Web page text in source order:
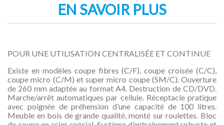
EN SAVOIR PLUS
POUR UNE UTILISATION CENTRALISÉE ET CONTINUE
Existe en modèles coupe fibres (C/F), coupe croisée (C/C),
coupe micro (C/M) et super micro coupe (SM/C). Ouverture
de 260 mm adaptée au format A4. Destruction de CD/DVD.
Marche/arrêt automatiques par cellule. Réceptacle pratique
avec poignée de préhension d’une capacité de 100 litres.
Meuble en bois de grande qualité, monté sur roulettes. Bloc